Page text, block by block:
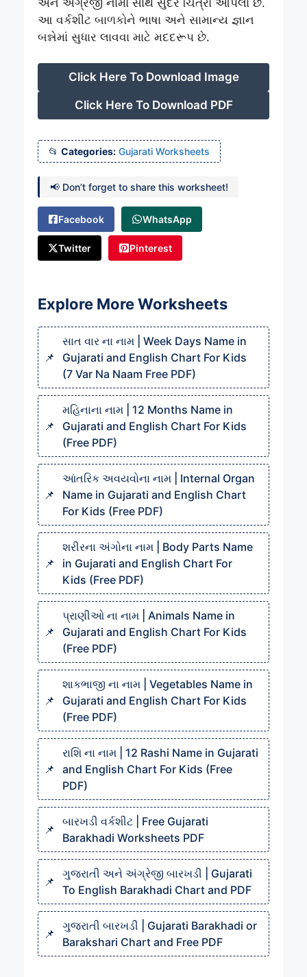
આ વર્કશીટ બાળકોને ભાષા અને સામાન્ય જ્ઞાન
બન્નેમાં સુધાર લાવવા માટે મદદરૂપ છે.
Click Here To Download Image
Click Here To Download PDF
Categories: Gujarati Worksheets
📢 Don’t forget to share this worksheet!
Facebook WhatsApp
Twitter Pinterest
Explore More Worksheets
સાત વાર ના નામ | Week Days Name in
Gujarati and English Chart For Kids
(7 Var Na Naam Free PDF)
મહિનાના નામ | 12 Months Name in
Gujarati and English Chart For Kids
(Free PDF)
આંતરિક અવયવોના નામ | Internal Organ
Name in Gujarati and English Chart
For Kids (Free PDF)
શરીરના અંગોના નામ | Body Parts Name
in Gujarati and English Chart For
Kids (Free PDF)
પ્રાણીઓ ના નામ | Animals Name in
Gujarati and English Chart For Kids
(Free PDF)
શાકભાજી ના નામ | Vegetables Name in
Gujarati and English Chart For Kids
(Free PDF)
રાશિ ના નામ | 12 Rashi Name in Gujarati
and English Chart For Kids (Free
PDF)
બારખડી વર્કશીટ | Free Gujarati
Barakhadi Worksheets PDF
ગુજરાતી અને અંગ્રેજી બારખડી | Gujarati
To English Barakhadi Chart and PDF
ગુજરાતી બારખડી | Gujarati Barakhadi or
Barakshari Chart and Free PDF